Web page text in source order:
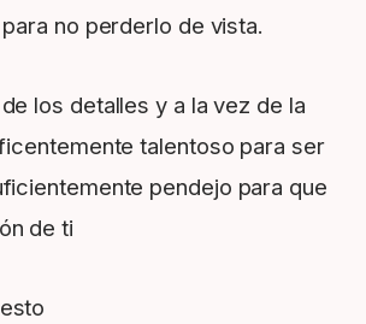
no perderlo de vista.
los detalles y a la vez de la
talentoso para ser
pendejo para que
de ti